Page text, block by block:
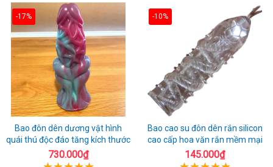
-17%
Bao đôn dên dương vật hình
quái thú độc đáo tăng kích thước
730.000₫
-10%
Bao cao su đôn dên rắn silicon
cao cấp hoa văn rắn mềm mại
145.000₫